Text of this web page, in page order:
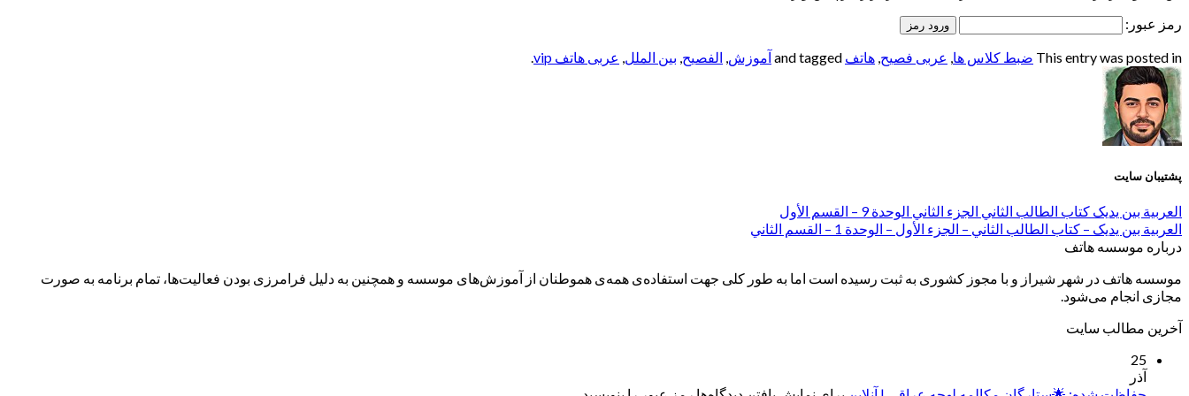
رمز عبور:
This entry was posted in ضبط کلاس ها, عربی فصیح, هاتف آموزش, الفصيح, بین الملل, عربی هاتف vip .
پشتیبان سایت
العربیة بین یدیک کتاب الطالب الثاني الجزء الثاني الوحدة 9 – القسم الأول
العربیة بین یدیک – کتاب الطالب الثاني – الجزء الأول – الوحدة 1 – القسم الثاني
درباره موسسه هاتف
موسسه هاتف در شهر شیراز و با مجوز کشوری به ثبت رسیده است اما به طور کلی جهت استفاده‌ی همه‌ی هموطنان از آموزش‌های موسسه و همچنین به دلیل فرامرزی بودن فعالیت‌ها، تمام برنامه به صورت
مجازی انجام می‌شود.
آخرین مطالب سایت
25
آذر